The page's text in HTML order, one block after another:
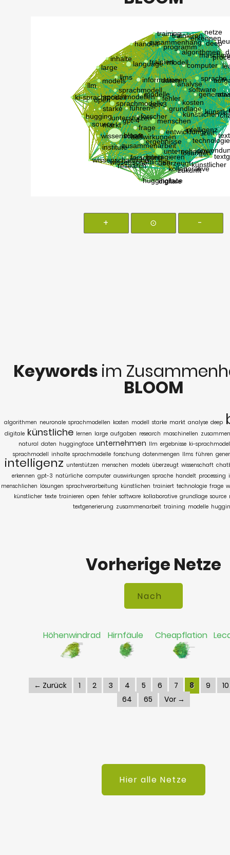
+ ⊙ -
Keywords im
BLOOM
algorithmen neuronale sprachmodellen kosten modell starke markt analyse deep
digitale künstliche lernen large aufgaben research maschinellen
natural daten huggingface unternehmen llm ergebnisse ki-
sprachmodell inhalte sprachmodelle forschung datenmengen llms führen
intelligenz unterstützen menschen models überzeugt wissenschaft
erkennen gpt-3 natürliche computer auswirkungen sprache handelt processing
menschlichen lösungen sprachverarbeitung künstlichen trainiert technologie frage
künstlicher texte trainieren open fehler software kollaborative grundlage source
textgenerierung zusammenarbeit training modelle
Vorherige Netze
Höhenwindrad Hirnfäule Cheapflation
← Zurück 1 2 3 4 5 6 7 8 9
10
64
65 Vor →
Hier alle Netze